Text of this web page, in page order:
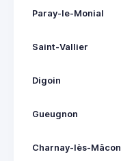
Paray-le-Monial
Saint-Vallier
Digoin
Gueugnon
Charnay-lès-Mâcon